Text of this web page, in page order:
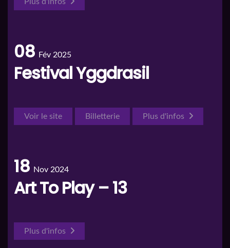
08 Fév 2025
Festival Yggdrasil
Voir le site Billetterie Plus d'infos
18 Nov 2024
Art To Play – 13
Plus d'infos